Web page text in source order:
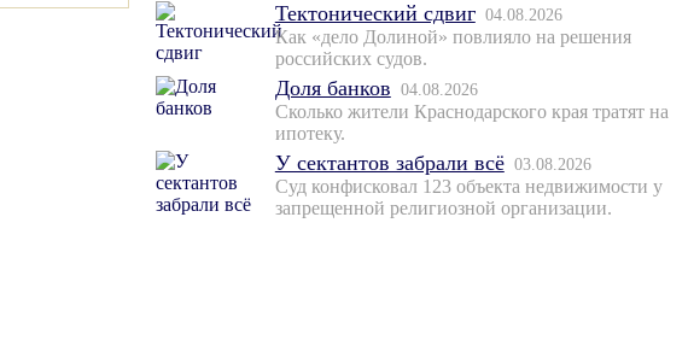
Тектонический сдвиг 04.08.2026
Как «дело Долиной» повлияло на решения
российских судов.
Доля банков 04.08.2026
Сколько жители Краснодарского края тратят на
ипотеку.
У сектантов забрали всё 03.08.2026
Суд конфисковал 123 объекта недвижимости у
запрещенной религиозной организации.